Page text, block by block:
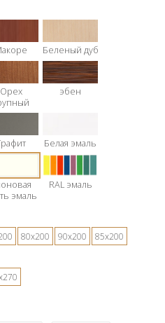
Беленый дуб
Орех
эбен
Белая эмаль
эмаль
RAL эмаль
80х200 90х200
85х200